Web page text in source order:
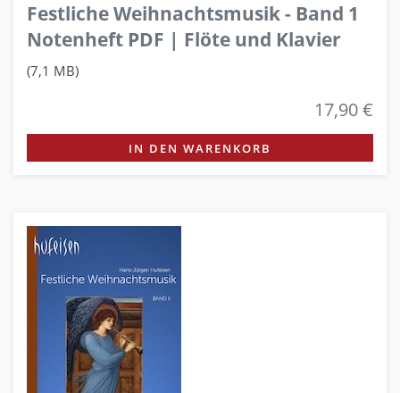
Festliche Weihnachtsmusik - Band 1
Notenheft PDF | Flöte und Klavier
(7,1 MB)
17,90 €
IN DEN WARENKORB